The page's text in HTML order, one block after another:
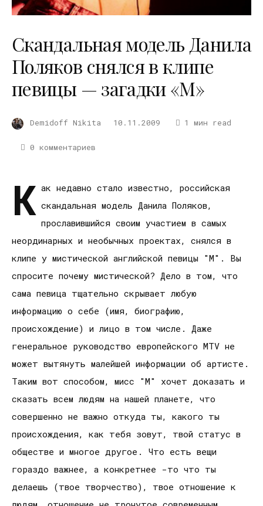
Скандальная модель Данила
Поляков снялся в клипе
певицы — загадки «М»
Demidoff Nikita 10.11.2009 1 мин read
0 комментариев
К ак недавно стало известно, российская
скандальная модель Данила Поляков,
прославившийся своим участием в самых
неординарных и необычных проектах, снялся в
клипе у мистической английской певицы "М". Вы
спросите почему мистической? Дело в том, что
сама певица тщательно скрывает любую
информацию о себе (имя, биографию,
происхождение) и лицо в том числе. Даже
генеральное руководство европейского MTV не
может вытянуть малейшей информации об артисте.
Таким вот способом, мисс "М" хочет доказать и
сказать всем людям на нашей планете, что
совершенно не важно откуда ты, какого ты
происхождения, как тебя зовут, твой статус в
обществе и многое другое. Что есть вещи
гораздо важнее, а конкретнее -то что ты
делаешь (твое творчество), твое отношение к